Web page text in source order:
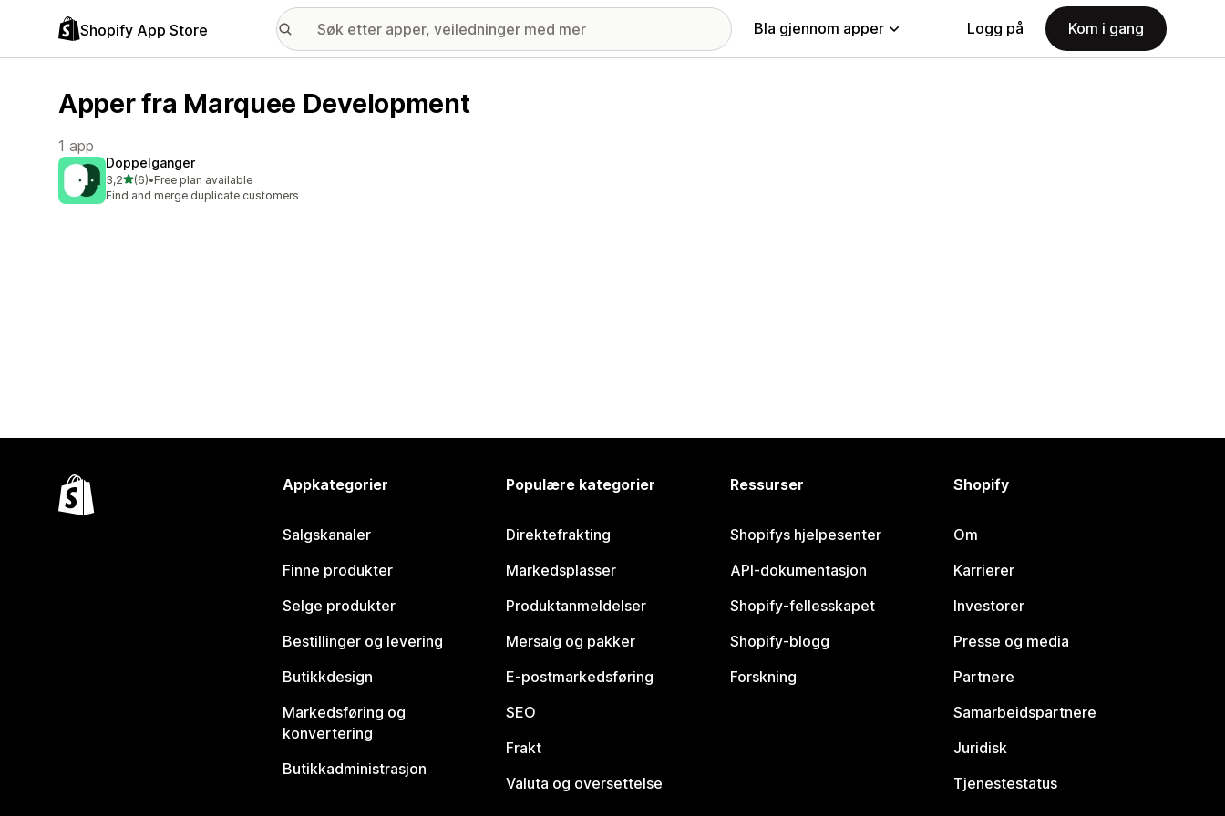
Shopify App Store Bla gjennom apper Logg på Kom i gang
Apper fra Marquee Development
1 app
Doppelganger
3,2av 5 stjerner
(6)
Totalt 6 omtaler
•Free plan available
Find and merge duplicate customers
Appkategorier
Salgskanaler
Finne produkter
Selge produkter
Bestillinger og levering
Butikkdesign
Markedsføring og
konvertering
Butikkadministrasjon
Populære kategorier
Direktefrakting
Markedsplasser
Produktanmeldelser
Mersalg og pakker
E-postmarkedsføring
SEO
Frakt
Valuta og oversettelse
Ressurser
Shopifys hjelpesenter
API-dokumentasjon
Shopify-fellesskapet
Shopify-blogg
Forskning
Shopify
Om
Karrierer
Investorer
Presse og media
Partnere
Samarbeidspartnere
Juridisk
Tjenestestatus